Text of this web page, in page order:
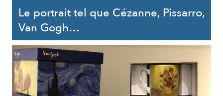
Le portrait tel que Cézanne, Pissarro,
Van Gogh…